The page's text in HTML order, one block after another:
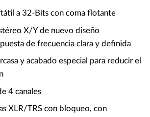
a 32-Bits con coma flotante
X/Y de nuevo diseño
de frecuencia clara y definida
y acabado especial para reducir el
4 canales
XLR/TRS con bloqueo, con